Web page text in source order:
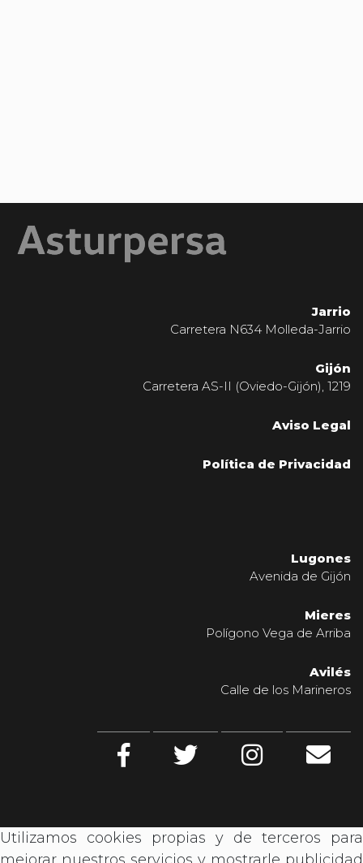
Jarrio
Carretera N634 Molleda-Jarrio
Gijón
Carretera AS-II (Oviedo-Gijón), 1219
Aviso Legal
Política de Privacidad
Lugones
Avenida de Gijón
Mieres
Polígono Vega de Arriba
Avilés
Calle de los Marineros
Utilizamos cookies propias y de terceros para